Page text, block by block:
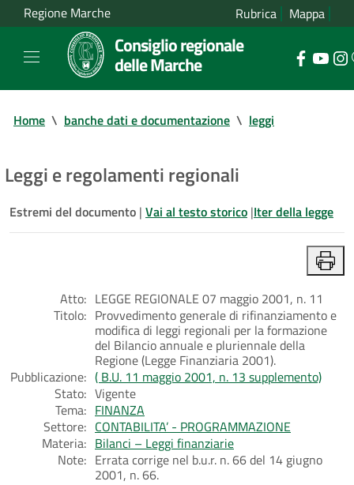
Regione Marche Rubrica Mappa
Consiglio regionale
delle Marche
Home \ banche dati e documentazione \ leggi
Leggi e regolamenti regionali
Estremi del documento | Vai al testo storico |Iter della legge
Atto: LEGGE REGIONALE 07 maggio 2001, n. 11
Titolo: Provvedimento generale di rifinanziamento e
modifica di leggi regionali per la formazione
del Bilancio annuale e pluriennale della
Regione (Legge Finanziaria 2001).
Pubblicazione: ( B.U. 11 maggio 2001, n. 13 supplemento)
Stato: Vigente
Tema: FINANZA
Settore: CONTABILITA’ - PROGRAMMAZIONE
Materia: Bilanci – Leggi finanziarie
Note: Errata corrige nel b.u.r. n. 66 del 14 giugno
2001, n. 66.